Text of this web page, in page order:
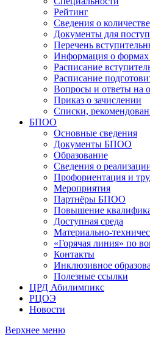
Рейтинг
Сведения о
Документы для
Перечень
Информация о формах
Расписание
Расписание
Вопросы и ответы на
Приказ о зачислении
Списки,
БПОО
Основные сведения
Документы БПОО
Образование
Сведения о
Профориентация и
Мероприятия
Партнёры БПОО
Повышение
Доступная среда
Материально-
«Горячая линия» по
Контакты
Инклюзивное
Полезные ссылки
ЦРД Абилимпикс
РЦОЭ
Новости
Верхнее меню